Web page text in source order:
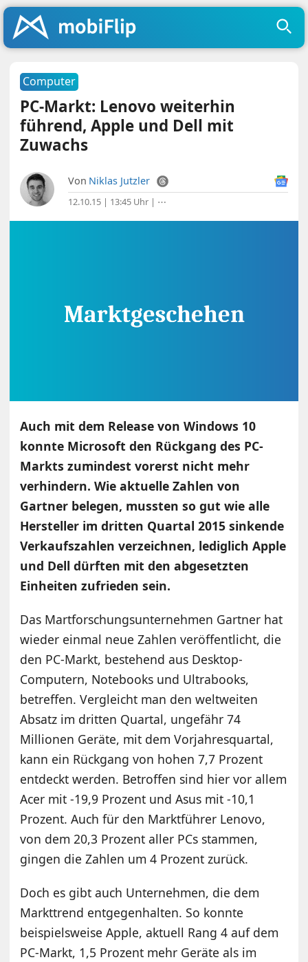
Computer
PC-Markt: Lenovo weiterhin
führend, Apple und Dell mit
Zuwachs
Von Niklas Jutzler
12.10.15 | 13:45 Uhr | ⋯
Auch mit dem Release von Windows 10
konnte Microsoft den Rückgang des PC-
Markts zumindest vorerst nicht mehr
verhindern. Wie aktuelle Zahlen von
Gartner belegen, mussten so gut wie alle
Hersteller im dritten Quartal 2015 sinkende
Verkaufszahlen verzeichnen, lediglich Apple
und Dell dürften mit den abgesetzten
Einheiten zufrieden sein.
Das Martforschungsunternehmen Gartner hat
wieder einmal neue Zahlen veröffentlicht, die
den PC-Markt, bestehend aus Desktop-
Computern, Notebooks und Ultrabooks,
betreffen. Vergleicht man den weltweiten
Absatz im dritten Quartal, ungefähr 74
Millionen Geräte, mit dem Vorjahresquartal,
kann ein Rückgang von hohen 7,7 Prozent
entdeckt werden. Betroffen sind hier vor allem
Acer mit -19,9 Prozent und Asus mit -10,1
Prozent. Auch für den Marktführer Lenovo,
von dem 20,3 Prozent aller PCs stammen,
gingen die Zahlen um 4 Prozent zurück.
Doch es gibt auch Unternehmen, die dem
Markttrend entgegenhalten. So konnte
beispielsweise Apple, aktuell Rang 4 auf dem
PC-Markt, 1,5 Prozent mehr Geräte als im